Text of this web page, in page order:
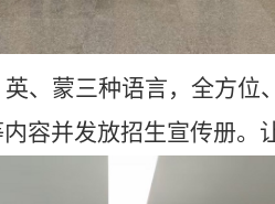
、蒙三种语言，全方
容并发放招生宣传册。